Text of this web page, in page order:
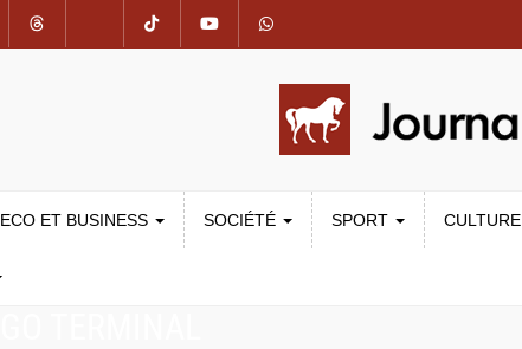
ECO ET BUSINESS SOCIÉTÉ SPORT CULTURE